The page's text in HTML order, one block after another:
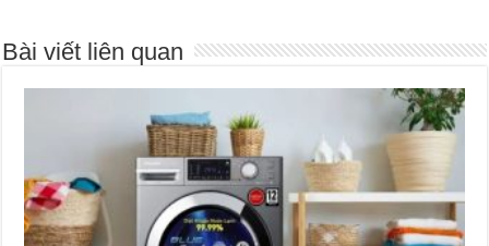
Bài viết liên quan